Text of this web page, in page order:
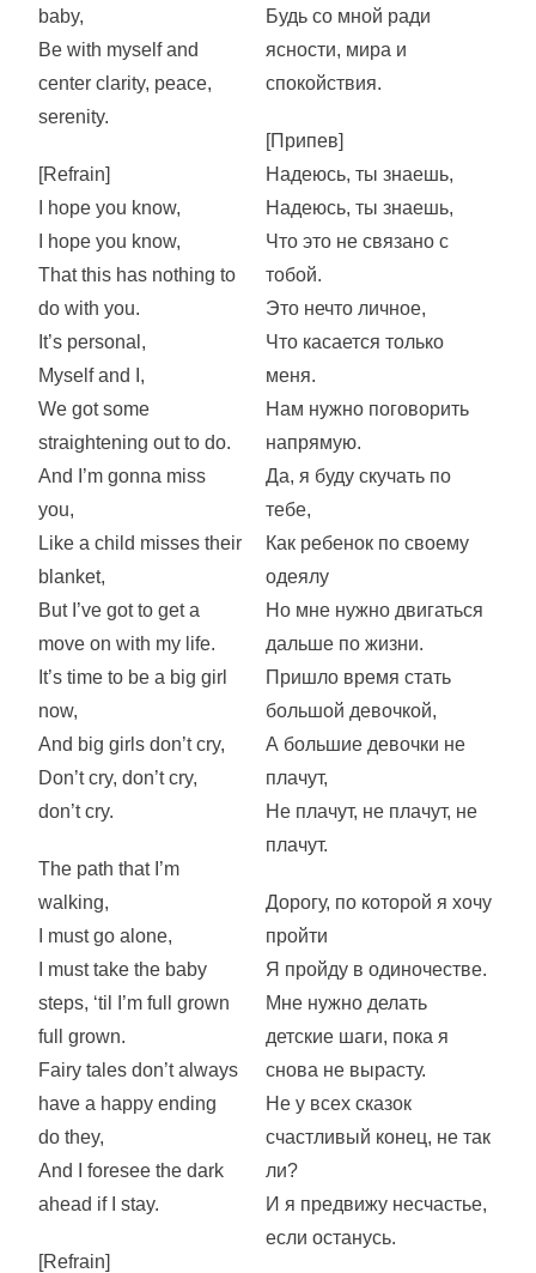
baby,
Be with myself and
center clarity, peace,
serenity.
[Refrain]
I hope you know,
I hope you know,
That this has nothing to
do with you.
It’s personal,
Myself and I,
We got some
straightening out to do.
And I’m gonna miss
you,
Like a child misses their
blanket,
But I’ve got to get a
move on with my life.
It’s time to be a big girl
now,
And big girls don’t cry,
Don’t cry, don’t cry,
don’t cry.
The path that I’m
walking,
I must go alone,
I must take the baby
steps, ‘til I’m full grown
full grown.
Fairy tales don’t always
have a happy ending
do they,
And I foresee the dark
ahead if I stay.
[Refrain]
Будь со мной ради
ясности, мира и
спокойствия.
[Припев]
Надеюсь, ты знаешь,
Надеюсь, ты знаешь,
Что это не связано с
тобой.
Это нечто личное,
Что касается только
меня.
Нам нужно поговорить
напрямую.
Да, я буду скучать по
тебе,
Как ребенок по своему
одеялу
Но мне нужно двигаться
дальше по жизни.
Пришло время стать
большой девочкой,
А большие девочки не
плачут,
Не плачут, не плачут, не
плачут.
Дорогу, по которой я хочу
пройти
Я пройду в одиночестве.
Мне нужно делать
детские шаги, пока я
снова не вырасту.
Не у всех сказок
счастливый конец, не так
ли?
И я предвижу несчастье,
если останусь.